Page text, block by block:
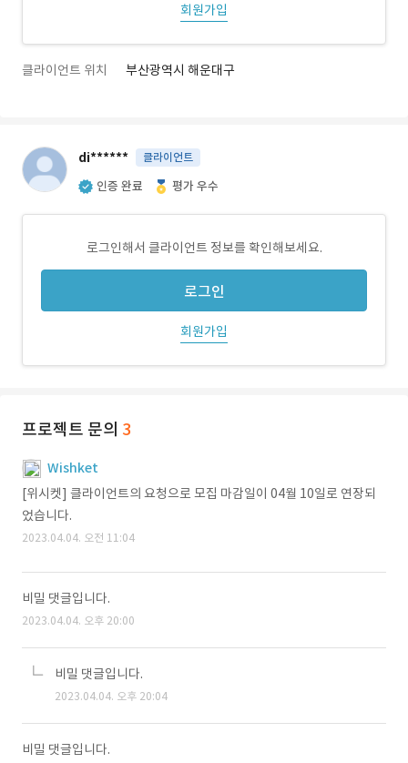
회원가입
클라이언트 위치 부산광역시 해운대구
di****** 클라이언트
인증 완료 평가 우수
로그인해서 클라이언트 정보를 확인해보세요.
로그인
회원가입
프로젝트 문의 3
Wishket
[위시켓] 클라이언트의 요청으로 모집 마감일이 04월 10일로 연장되
었습니다.
2023.04.04. 오전 11:04
비밀 댓글입니다.
2023.04.04. 오후 20:00
비밀 댓글입니다.
2023.04.04. 오후 20:04
비밀 댓글입니다.